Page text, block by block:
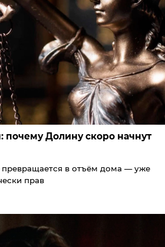
почему Долину скоро начнут
превращается в отъём дома — уже
прав